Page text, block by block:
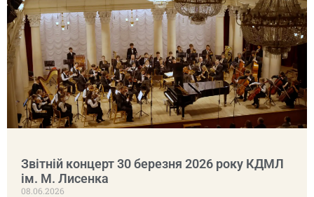
Звітній концерт 30 березня 2026 року КДМЛ
ім. М. Лисенка
08.06.2026